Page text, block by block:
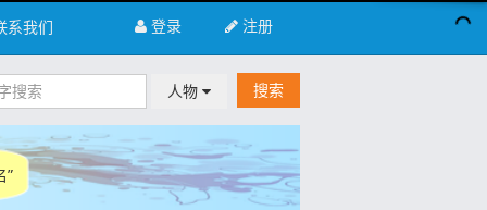
注册
登录
系我们
人物 搜索
”